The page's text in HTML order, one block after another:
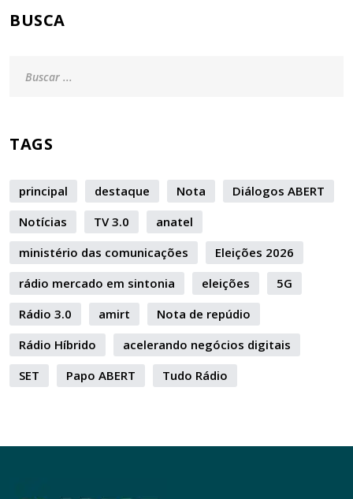
BUSCA
TAGS
principal destaque Nota
Diálogos ABERT
Notícias
TV 3.0
anatel
ministério das comunicações
Eleições 2026
rádio mercado em sintonia
eleições
5G
Rádio 3.0
amirt
Nota de repúdio
Rádio Híbrido
acelerando negócios digitais
SET
Papo ABERT Tudo Rádio